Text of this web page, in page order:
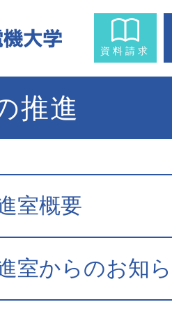
資料請求
推進
室概要
室からのお知